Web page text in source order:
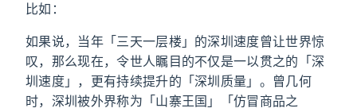
比如：
如果说，当年「三天一层楼」的深圳速度曾让世界惊
叹，那么现在，令世人瞩目的不仅是一以贯之的「深
圳速度」，更有持续提升的「深圳质量」。曾几何
时，深圳被外界称为「山寨王国」「仿冒商品之